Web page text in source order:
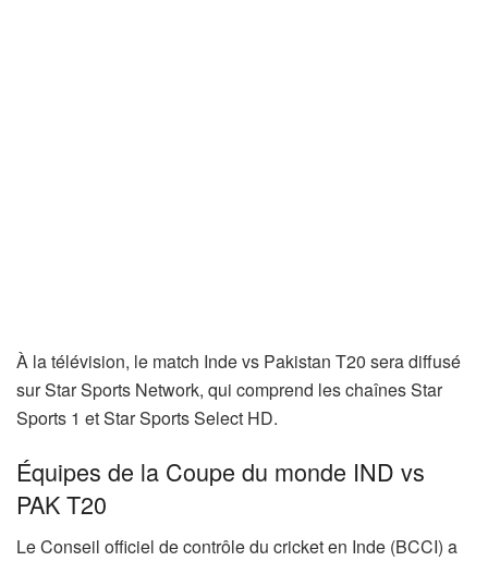
À la télévision, le match Inde vs Pakistan T20 sera diffusé
sur Star Sports Network, qui comprend les chaînes Star
Sports 1 et Star Sports Select HD.
Équipes de la Coupe du monde IND vs
PAK T20
Le Conseil officiel de contrôle du cricket en Inde (BCCI) a